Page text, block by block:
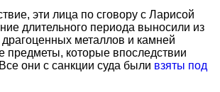
эти лица по сговору с Ларисой
длительного периода выносили из
металлов и камней
предметы, которые впоследствии
они с санкции суда были взяты под